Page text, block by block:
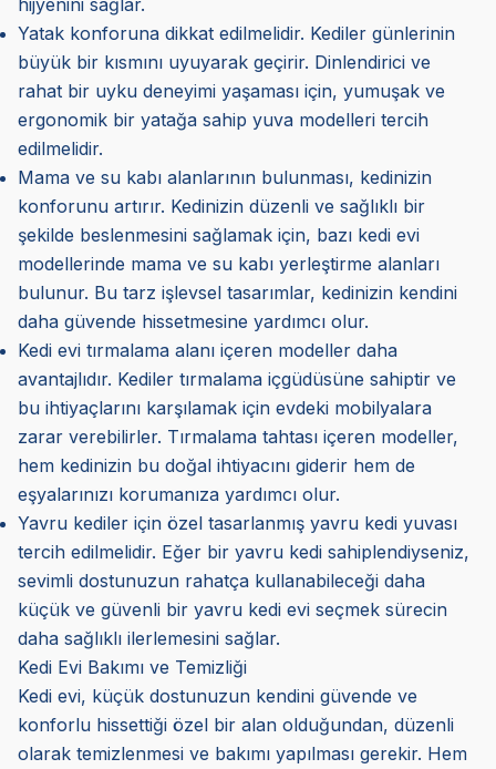
Yatak konforuna dikkat edilmelidir. Kediler günlerinin
büyük bir kısmını uyuyarak geçirir. Dinlendirici ve
rahat bir uyku deneyimi yaşaması için, yumuşak ve
ergonomik bir yatağa sahip yuva modelleri tercih
edilmelidir.
Mama ve su kabı alanlarının bulunması, kedinizin
konforunu artırır. Kedinizin düzenli ve sağlıklı bir
şekilde beslenmesini sağlamak için, bazı kedi evi
modellerinde mama ve su kabı yerleştirme alanları
bulunur. Bu tarz işlevsel tasarımlar, kedinizin kendini
daha güvende hissetmesine yardımcı olur.
Kedi evi tırmalama alanı içeren modeller daha
avantajlıdır. Kediler tırmalama içgüdüsüne sahiptir ve
bu ihtiyaçlarını karşılamak için evdeki mobilyalara
zarar verebilirler. Tırmalama tahtası içeren modeller,
hem kedinizin bu doğal ihtiyacını giderir hem de
eşyalarınızı korumanıza yardımcı olur.
Yavru kediler için özel tasarlanmış yavru kedi yuvası
tercih edilmelidir. Eğer bir yavru kedi sahiplendiyseniz,
sevimli dostunuzun rahatça kullanabileceği daha
küçük ve güvenli bir yavru kedi evi seçmek sürecin
daha sağlıklı ilerlemesini sağlar.
Kedi Evi Bakımı ve Temizliği
Kedi evi, küçük dostunuzun kendini güvende ve
konforlu hissettiği özel bir alan olduğundan, düzenli
olarak temizlenmesi ve bakımı yapılması gerekir. Hem